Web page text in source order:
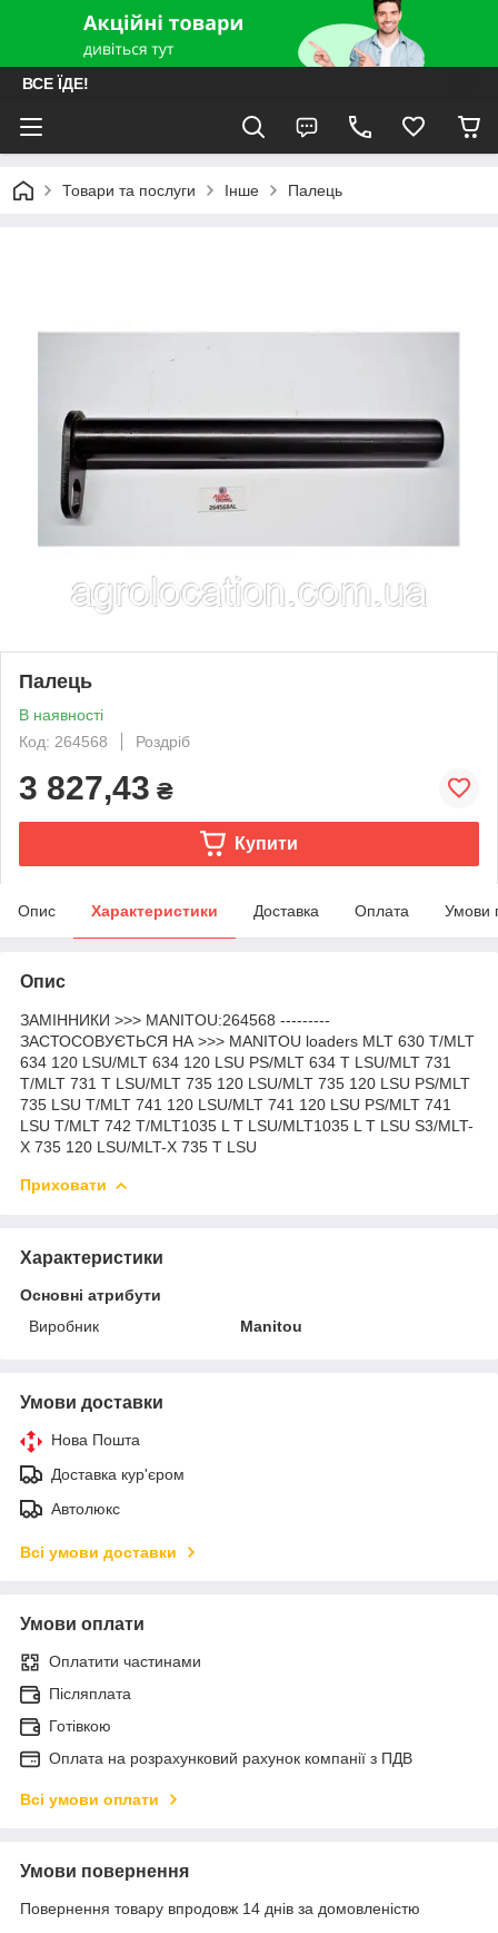
ВСЕ ЇДЕ!
Товари та послуги Інше Палець
Палець
В наявності
Код: 264568
Роздріб
3 827,43 ₴
Купити
Опис Характеристики Доставка Оплата Умови
Опис
ЗАМІННИКИ >>> MANITOU:264568 ---------
ЗАСТОСОВУЄТЬСЯ НА >>> MANITOU loaders MLT 630 T/MLT
634 120 LSU/MLT 634 120 LSU PS/MLT 634 T LSU/MLT 731
T/MLT 731 T LSU/MLT 735 120 LSU/MLT 735 120 LSU PS/MLT
735 LSU T/MLT 741 120 LSU/MLT 741 120 LSU PS/MLT 741
LSU T/MLT 742 T/MLT1035 L T LSU/MLT1035 L T LSU S3/MLT-
X 735 120 LSU/MLT-X 735 T LSU
Приховати
Характеристики
Основні атрибути
Виробник
Manitou
Умови доставки
Нова Пошта
Доставка кур'єром
Автолюкс
Всі умови доставки
Умови оплати
Оплатити частинами
Післяплата
Готівкою
Оплата на розрахунковий рахунок компанії з ПДВ
Всі умови оплати
Умови повернення
Повернення товару впродовж 14 днів за домовленістю